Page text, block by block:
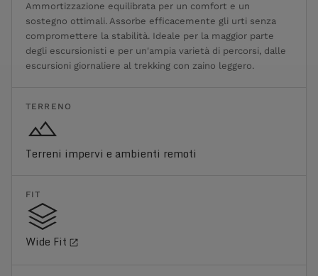
Ammortizzazione equilibrata per un comfort e un
sostegno ottimali. Assorbe efficacemente gli urti senza
compromettere la stabilità. Ideale per la maggior parte
degli escursionisti e per un'ampia varietà di percorsi, dalle
escursioni giornaliere al trekking con zaino leggero.
TERRENO
Terreni impervi e ambienti remoti
FIT
Wide Fit